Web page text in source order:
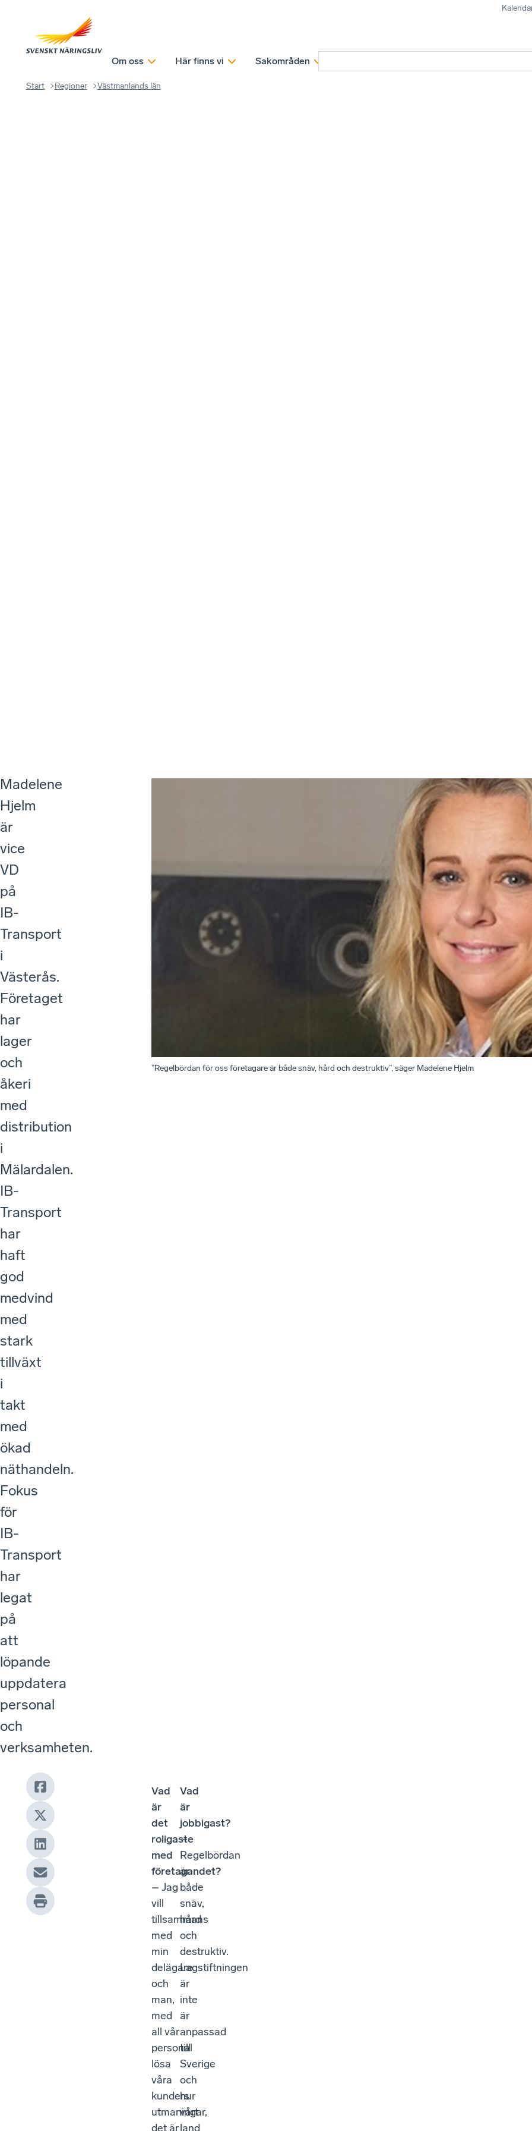
Om oss Här finns vi Sakområden
Start Regioner Västmanlands län
Madelene
Hjelm
är
vice
VD
på
IB-
Transport
i
Västerås.
Företaget
har
lager
och
åkeri
med
distribution
i
Mälardalen.
IB-
Transport
har
haft
god
medvind
med
stark
tillväxt
i
takt
med
ökad
näthandeln.
Fokus
för
IB-
Transport
har
legat
på
att
löpande
uppdatera
personal
och
verksamheten.
”Regelbördan för oss företagare är både snäv, hård och destruktiv”, säger Madelene Hjelm
Vad
är
det
roligaste
med
företagandet?
– Jag
vill
tillsammans
med
min
delägare
och
man,
med
all vår
personal
lösa
våra
kunders
utmaningar,
det är
Vad
är
jobbigast?
–
Regelbördan
är
både
snäv,
hård
och
destruktiv.
Lagstiftningen
är
inte
är
anpassad
till
Sverige
och
hur
vårt
land